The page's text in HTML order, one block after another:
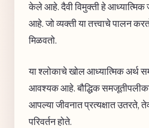
केले आहे. दैवी विमुक्ती हे आध्यात्मिक
आहे. जो व्यक्ती या तत्त्वाचे पालन
मिळवतो.
या श्लोकाचे खोल आध्यात्मिक अर्थ
आवश्यक आहे. बौद्धिक
आपल्या जीवनात प्रत्यक्षात उतरते,
परिवर्तन होते.